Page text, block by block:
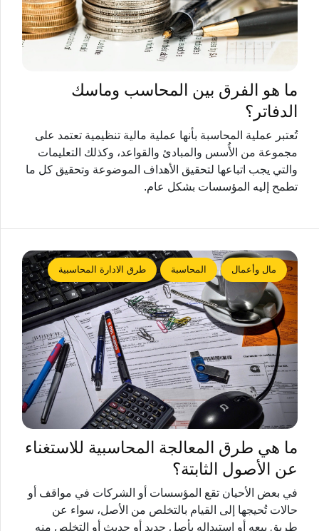
ما هو الفرق بين المحاسب وماسك
الدفاتر؟
تُعتبر عملية المحاسبة بأنها عملية مالية تنظيمية تعتمد على
مجموعة من الأُسس والمبادئ والقواعد، وكذلك التعليمات
والتي يجب اتباعها لتحقيق الأهداف الموضوعة وتحقيق كل ما
تطمح إليه المؤسسات بشكل عام.
مال وأعمال المحاسبة طرق الادارة المحاسبية
ما هي طرق المعالجة المحاسبية للاستغناء
عن الأصول الثابتة؟
في بعض الأحيان تقع المؤسسات أو الشركات في مواقف أو
حالات تُحيجها إلى القيام بالتخلص من الأصل، سواء عن
طريق بيعه أو استبداله بأصل جديد أو حديث أو التخلص منه